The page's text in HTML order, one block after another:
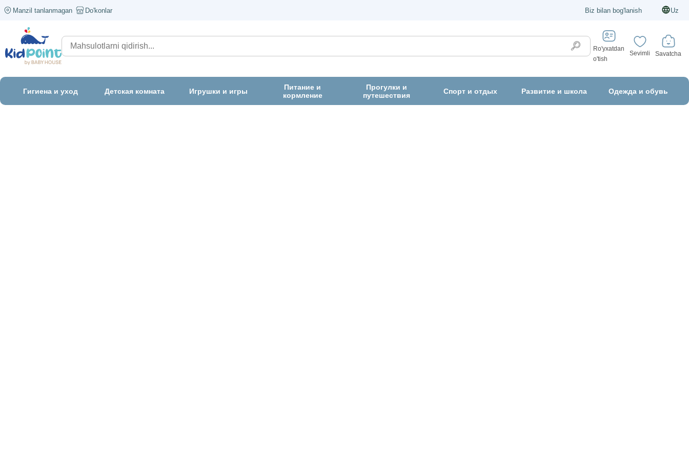
Manzil tanlanmagan Do'konlar Biz bilan bog'lanish Uz
Ro'yxatdan
o'tish
Sevimli Savatcha
Гигиена и уход Детская комната Игрушки и игры
Питание и
кормление
Прогулки и
путешествия
Спорт и отдых Развитие и школа Одежда и обувь